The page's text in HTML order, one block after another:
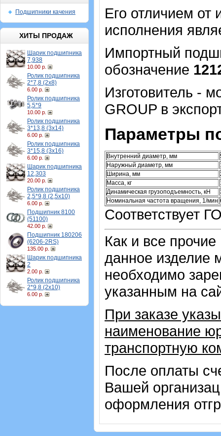
Подшипники качения
ХИТЫ ПРОДАЖ
Шарик подшипника
7,938
10.00 р.
Ролик подшипника
2*7,8 (2х8)
6.00 р.
Ролик подшипника
5,5*9
10.00 р.
Ролик подшипника
3*13,8 (3х14)
6.00 р.
Ролик подшипника
3*15,8 (3х16)
6.00 р.
Шарик подшипника
12,303
20.00 р.
Ролик подшипника
2,5*9,8 (2,5х10)
6.00 р.
Подшипник 8100
(51100)
42.00 р.
Подшипник 180206
(6206-2RS)
135.00 р.
Шарик подшипника
2
2.00 р.
Ролик подшипника
2*9,8 (2х10)
6.00 р.
Его отличием от
исполнения
Импортный
обозначение
Изготовитель -
GROUP в
Параметры
Внутренний диаметр, мм
Наружный диаметр, мм
Ширина, мм
Масса, кг
Динамическая грузоподъемность, кН
Номинальная частота вращения, 1/мин
Соответствует
Как и все
данное изделие
необходимо
указанным на
При заказе
наименование
транспортную
После оплаты
Вашей
оформления